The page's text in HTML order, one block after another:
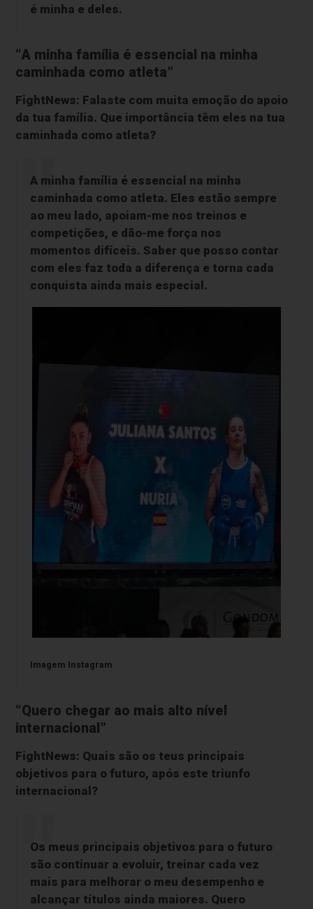
é minha e deles.
“A minha família é essencial na minha
caminhada como atleta”
FightNews: Falaste com muita emoção do apoio
da tua família. Que importância têm eles na tua
caminhada como atleta?
A minha família é essencial na minha
caminhada como atleta. Eles estão sempre
ao meu lado, apoiam-me nos treinos e
competições, e dão-me força nos
momentos difíceis. Saber que posso contar
com eles faz toda a diferença e torna cada
conquista ainda mais especial.
Imagem Instagram
“Quero chegar ao mais alto nível
internacional”
FightNews: Quais são os teus principais
objetivos para o futuro, após este triunfo
internacional?
Os meus principais objetivos para o futuro
são continuar a evoluir, treinar cada vez
mais para melhorar o meu desempenho e
alcançar títulos ainda maiores. Quero